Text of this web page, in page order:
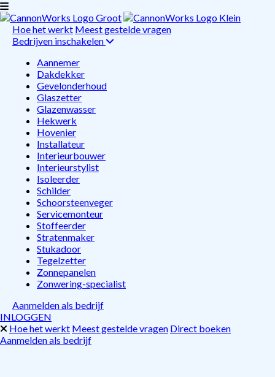
Hoe het werkt Meest gestelde vragen
Bedrijven inschakelen
Aannemer
Dakdekker
Gevelonderhoud
Glaszetter
Glazenwasser
Hekwerk
Hovenier
Installateur
Interieurbouwer
Interieurstylist
Isoleerder
Schilder
Schoorsteenveger
Servicemonteur
Stoffeerder
Stratenmaker
Stukadoor
Tegelzetter
Zonnepanelen
Zonwering-specialist
Aanmelden als bedrijf
INLOGGEN
Hoe het werkt Meest gestelde vragen Direct boeken
Aanmelden als bedrijf